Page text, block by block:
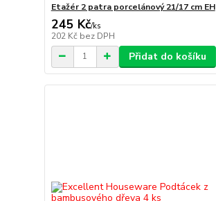
Etažér 2 patra porcelánový 21/17 cm EH
245 Kč/ks
202 Kč bez DPH
Přidat do košíku